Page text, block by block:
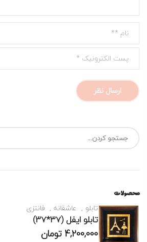
محصولات
تابلو عاشقانه فانتزی
تابلو ایفل (37*37)
4,200,000تومان